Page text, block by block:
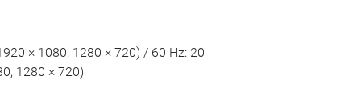
× 1080, 1280 × 720) / 60 Hz: 20
1280 × 720)